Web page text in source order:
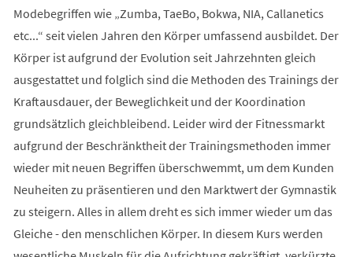
Modebegriffen wie „Zumba, TaeBo, Bokwa, NIA, Callanetics
etc...“ seit vielen Jahren den Körper umfassend ausbildet. Der
Körper ist aufgrund der Evolution seit Jahrzehnten gleich
ausgestattet und folglich sind die Methoden des Trainings der
Kraftausdauer, der Beweglichkeit und der Koordination
grundsätzlich gleichbleibend. Leider wird der Fitnessmarkt
aufgrund der Beschränktheit der Trainingsmethoden immer
wieder mit neuen Begriffen überschwemmt, um dem Kunden
Neuheiten zu präsentieren und den Marktwert der Gymnastik
zu steigern. Alles in allem dreht es sich immer wieder um das
Gleiche - den menschlichen Körper. In diesem Kurs werden